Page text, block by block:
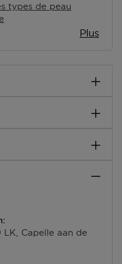
types de peau
Plus
composées
profondément
incomparable et
s’attache à faire
aux femmes qui se
de séduire, mais
LK, Capelle aan de